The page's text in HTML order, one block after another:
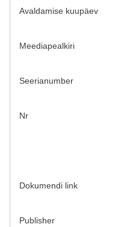
Avaldamise kuupäev
Meediapealkiri
Seerianumber
Nr
Dokumendi link
Publisher